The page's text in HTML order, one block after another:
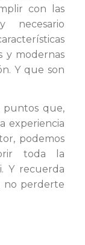
con las
necesario
y modernas
Y que son
puntos que,
experiencia
podemos
toda la
Y recuerda
no perderte